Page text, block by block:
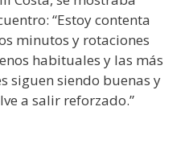
“Estoy contenta
minutos y rotaciones
habituales y las más
siguen siendo buenas y
a salir reforzado.”